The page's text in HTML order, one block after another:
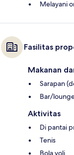
Melayani
Fasilitas
Makanan
Sarapan
Bar/
Aktivitas
Di pantai
Tenis
Bola voli